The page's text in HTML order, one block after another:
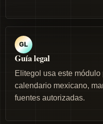
GL
Guía legal
Elitegol usa este
calendario mexicano,
fuentes autorizadas.